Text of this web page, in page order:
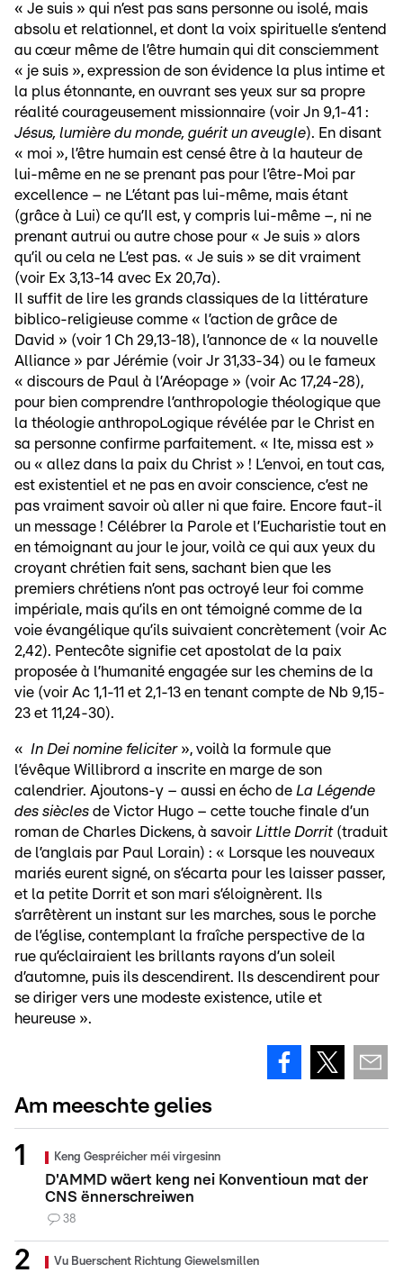
« Je suis » qui n’est pas sans personne ou isolé, mais
absolu et relationnel, et dont la voix spirituelle s’entend
au cœur même de l’être humain qui dit consciemment
« je suis », expression de son évidence la plus intime et
la plus étonnante, en ouvrant ses yeux sur sa propre
réalité courageusement missionnaire (voir Jn 9,1-41 :
Jésus, lumière du monde, guérit un aveugle). En disant
« moi », l’être humain est censé être à la hauteur de
lui-même en ne se prenant pas pour l’être-Moi par
excellence – ne L’étant pas lui-même, mais étant
(grâce à Lui) ce qu’Il est, y compris lui-même –, ni ne
prenant autrui ou autre chose pour « Je suis » alors
qu’il ou cela ne L’est pas. « Je suis » se dit vraiment
(voir Ex 3,13-14 avec Ex 20,7a).
Il suffit de lire les grands classiques de la littérature
biblico-religieuse comme « l’action de grâce de
David » (voir 1 Ch 29,13-18), l’annonce de « la nouvelle
Alliance » par Jérémie (voir Jr 31,33-34) ou le fameux
« discours de Paul à l’Aréopage » (voir Ac 17,24-28),
pour bien comprendre l’anthropologie théologique que
la théologie anthropoLogique révélée par le Christ en
sa personne confirme parfaitement. « Ite, missa est »
ou « allez dans la paix du Christ » ! L’envoi, en tout cas,
est existentiel et ne pas en avoir conscience, c’est ne
pas vraiment savoir où aller ni que faire. Encore faut-il
un message ! Célébrer la Parole et l’Eucharistie tout en
en témoignant au jour le jour, voilà ce qui aux yeux du
croyant chrétien fait sens, sachant bien que les
premiers chrétiens n’ont pas octroyé leur foi comme
impériale, mais qu’ils en ont témoigné comme de la
voie évangélique qu’ils suivaient concrètement (voir Ac
2,42). Pentecôte signifie cet apostolat de la paix
proposée à l’humanité engagée sur les chemins de la
vie (voir Ac 1,1-11 et 2,1-13 en tenant compte de Nb 9,15-
23 et 11,24-30).
« In Dei nomine feliciter», voilà la formule que
l’évêque Willibrord a inscrite en marge de son
calendrier. Ajoutons-y – aussi en écho de La Légende
des siècles de Victor Hugo – cette touche finale d’un
roman de Charles Dickens, à savoir Little Dorrit(traduit
de l’anglais par Paul Lorain) : « Lorsque les nouveaux
mariés eurent signé, on s’écarta pour les laisser passer,
et la petite Dorrit et son mari s’éloignèrent. Ils
s’arrêtèrent un instant sur les marches, sous le porche
de l’église, contemplant la fraîche perspective de la
rue qu’éclairaient les brillants rayons d’un soleil
d’automne, puis ils descendirent. Ils descendirent pour
se diriger vers une modeste existence, utile et
heureuse ».
Am meeschte gelies
Keng Gespréicher méi virgesinn
D'AMMD wäert keng nei Konventioun mat der
CNS ënnerschreiwen
38
Vu Buerschent Richtung Giewelsmillen